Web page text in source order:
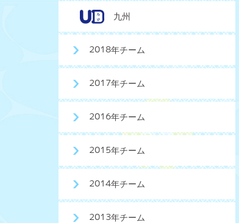
九州
2018年チーム
2017年チーム
2016年チーム
2015年チーム
2014年チーム
2013年チーム